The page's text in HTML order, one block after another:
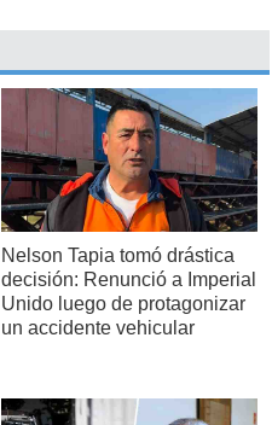
Nelson Tapia tomó drástica
decisión: Renunció a Imperial
Unido luego de protagonizar
un accidente vehicular